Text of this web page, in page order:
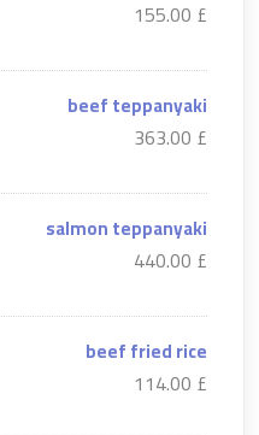
£ 155.00
beef teppanyaki
£ 363.00
salmon teppanyaki
£ 440.00
beef fried rice
£ 114.00